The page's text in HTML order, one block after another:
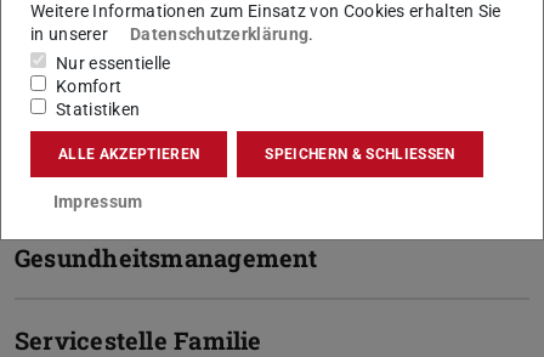
Beratungsstelle für Beschäftigte an
der TU Darmstadt
Weitere Vertrauensstellen
Gesundheitsmanagement
Servicestelle Familie
Weitere Informationen zum Einsatz von Cookies erhalten Sie
in unserer
Datenschutzerklärung.
Nur essentielle
Komfort
Statistiken
ALLE AKZEPTIEREN SPEICHERN & SCHLIESSEN
Impressum